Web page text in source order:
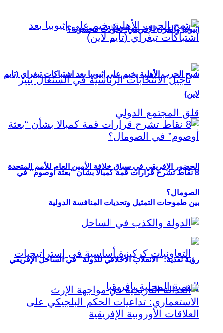
إثيوبيا والقرن الإفريقي: تحوُّلات محسوبة؟
الحضور الإفريقي في سباق خلافة الأمين العام للأمم المتحدة
بين طموحات التمثيل وتحديات المنافسة الدولية
شبح الحرب الأهلية يخيم على إثيوبيا بعد اشتباكات تيغراي (تايم
لاين)
8 نقاط تشرح قرارات قمة كمبالا بشأن “بعثة أوصوم” في
الصومال؟
رؤية نقدية: “الانقلاب الأخلاقي للدولة” في الساحل الإفريقي